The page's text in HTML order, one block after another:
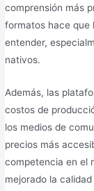
comprensión más
formatos hace que
entender,
nativos.
Además, las
costos de
los medios de
precios más
competencia en el
mejorado la